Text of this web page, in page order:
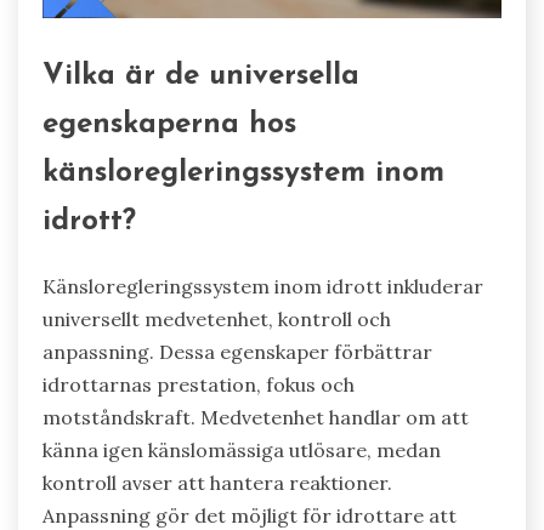
Vilka är de universella
egenskaperna hos
känsloregleringssystem inom
idrott?
Känsloregleringssystem inom idrott inkluderar
universellt medvetenhet, kontroll och
anpassning. Dessa egenskaper förbättrar
idrottarnas prestation, fokus och
motståndskraft. Medvetenhet handlar om att
känna igen känslomässiga utlösare, medan
kontroll avser att hantera reaktioner.
Anpassning gör det möjligt för idrottare att